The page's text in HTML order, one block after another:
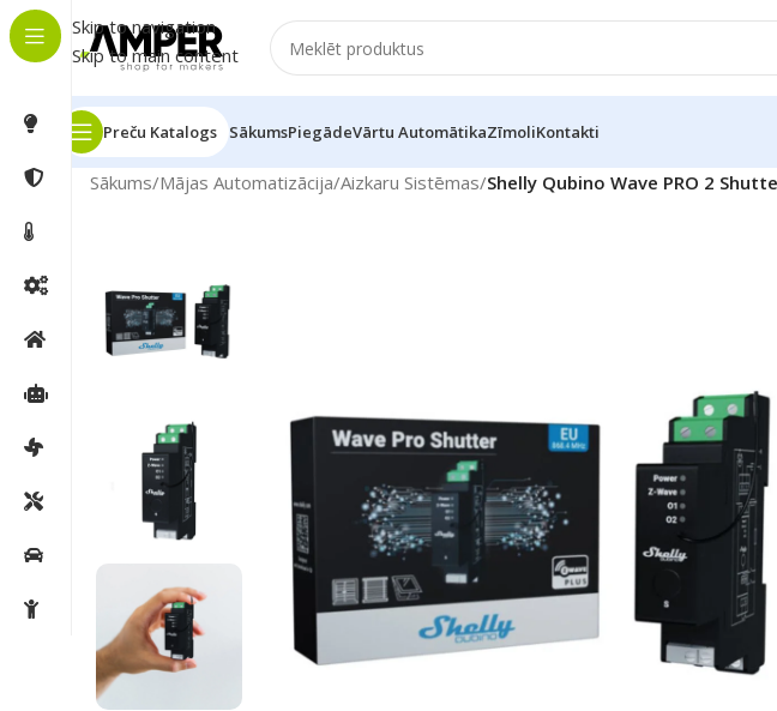
Skip to navigation
Skip to main content
Preču Katalogs SākumsPiegādeVārtu AutomātikaZīmoliKontakti
Sākums/Mājas Automatizācija/Aizkaru Sistēmas/Shelly Qubino Wave PRO 2